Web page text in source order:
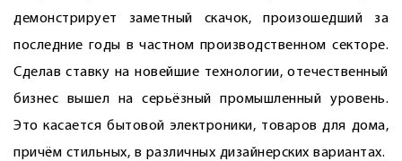
демонстрирует заметный скачок, произошедший за
последние годы в частном производственном секторе.
Сделав ставку на новейшие технологии, отечественный
бизнес вышел на ­серьёзный промышленный уровень.
Это касается бытовой электроники, товаров для дома,
причём стильных, в различных дизайнерских вариантах.